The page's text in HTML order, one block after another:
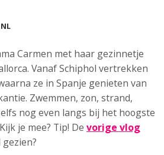
Carmen met haar gezinnetje
Vanaf Schiphol vertrekken
ze in Spanje genieten van
Zwemmen, zon, strand,
nog even langs bij het hoogste
je mee? Tip! De vorige vlog